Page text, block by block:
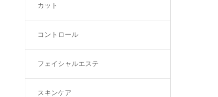
カット
コントロール
フェイシャルエステ
スキンケア